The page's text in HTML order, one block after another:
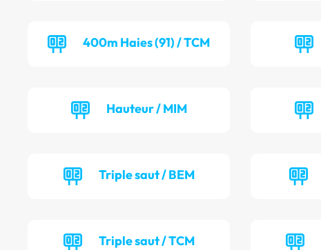
400m Haies (91) / TCM
Hauteur / MIM
Triple saut / BEM
Triple saut / TCM